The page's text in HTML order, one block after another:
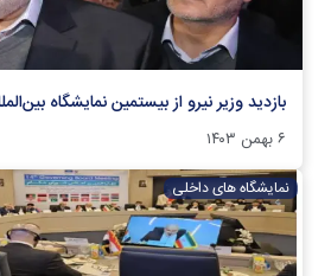
بازدید وزیر نیرو از بیستمین نمایشگاه
۶ بهمن ۱۴۰۳
نمایشگاه های داخلی